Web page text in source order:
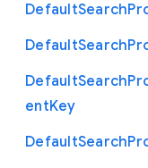
DefaultSearch
DefaultSearch
DefaultSearch
entKey
DefaultSearch